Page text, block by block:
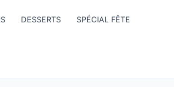
DESSERTS SPÉCIAL FÊTE